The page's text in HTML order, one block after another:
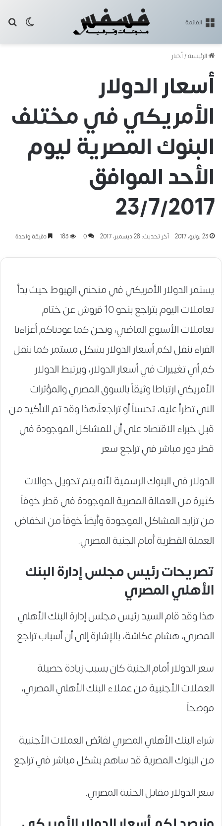
القائمة
الرئيسية/أخبار
أسعار الدولار
الأمريكي في مختلف
البنوك المصرية ليوم
الأحد الموافق
23/7/2017
23 يوليو، 2017 آخر تحديث: 28 ديسمبر، 2017 0
183 دقيقة واحدة
يستمر الدولار الأمريكي في منحني الهبوط حيث بدأ
تعاملات اليوم بتراجع بنحو 10 قروش عن ختام
تعاملات الأسبوع الماضي، ونحن كما عودناكم أعزاءنا
القراء ننقل لكم أسعار الدولار بشكل مستمر كما ننقل
كم أي تغييرات في أسعار الدولار، ويرتبط الدولار
الأمريكي ارتباطا وثيقاً بالسوق المصري والمؤثرات
التي تطرأ عليه، تحسناً أو تراجعاً،هذا وقد تم التأكيد من
قبل خبراء الاقتصاد على أن للمشاكل الموجودة في
قطر دور مباشر في تراجع سعر
الدولار في البنوك الرسمية لأنه يتم تحويل حوالات
كثيرة من العمالة المصرية الموجودة في قطر خوفاً
من تزايد المشاكل الموجودة وأيضاً خوفاً من انخفاض
العملة القطرية أمام الجنية المصري.
تصريحات رئيس مجلس إدارة البنك
الأهلي المصري
هذا وقد قام السيد رئيس مجلس إدارة البنك الأهلي
المصري، هشام عكاشة، بالإشارة إلى أن أسباب تراجع
سعر الدولار أمام الجنية كان بسبب زيادة حصيلة
العملات الأجنبية من عملاء البنك الأهلي المصري،
موضحاً
شراء البنك الأهلي المصري لفائض العملات الأجنبية
من البنوك المصرية قد ساهم بشكل مباشر في تراجع
سعر الدولار مقابل الجنية المصري.